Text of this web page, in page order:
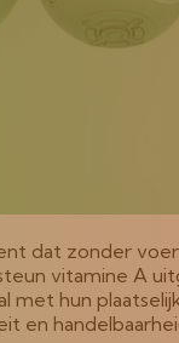
dat zonder
vitamine A
met hun
en